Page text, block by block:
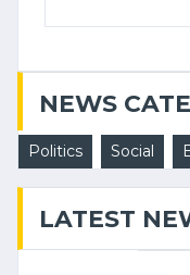
NEWS
Politics Social
LATEST